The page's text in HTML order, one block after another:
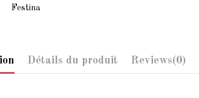
Festina
Détails du produit Reviews(0)